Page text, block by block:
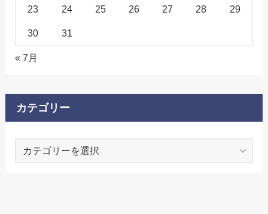
23 24 25 26 27 28 29
30 31
« 7月
カテゴリー